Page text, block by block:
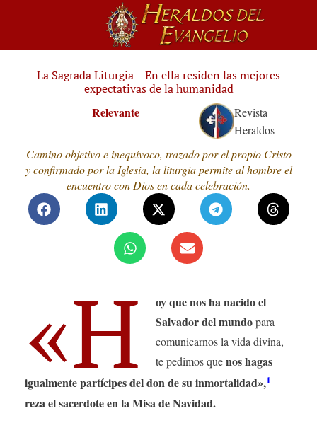
La Sagrada Liturgia – En ella residen las mejores
expectativas de la humanidad
Relevante
Revista
Heraldos
Camino objetivo e inequívoco, trazado por el propio Cristo
y confirmado por la Iglesia, la liturgia permite al hombre el
encuentro con Dios en cada celebración.
«H
oy que nos ha nacido el
Salvador del mundopara
comunicarnos la vida divina,
te pedimos quenos hagas
igualmente partícipes del don de su inmortalidad»,1
reza el sacerdote en la Misa de Navidad.